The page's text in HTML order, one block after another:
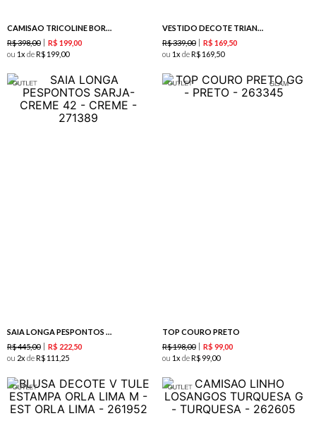
CAMISAO TRICOLINE BORDADO BOLSO BRANCO
R$398,00 R$ 19900
ou 1 deR$ 199 00
VESTIDO DECOTE TRIANGULO PRETO
R$339,00 R$ 169 50
ou 1 deR$ 169 50
SAIA LONGA PESPONTOS SARJA-CREME
R$445,00 R$ 222 50
ou 2 deR$ 111 25
TOP COURO PRETO
R$198,00 R$ 9900
ou 1 deR$ 99 00